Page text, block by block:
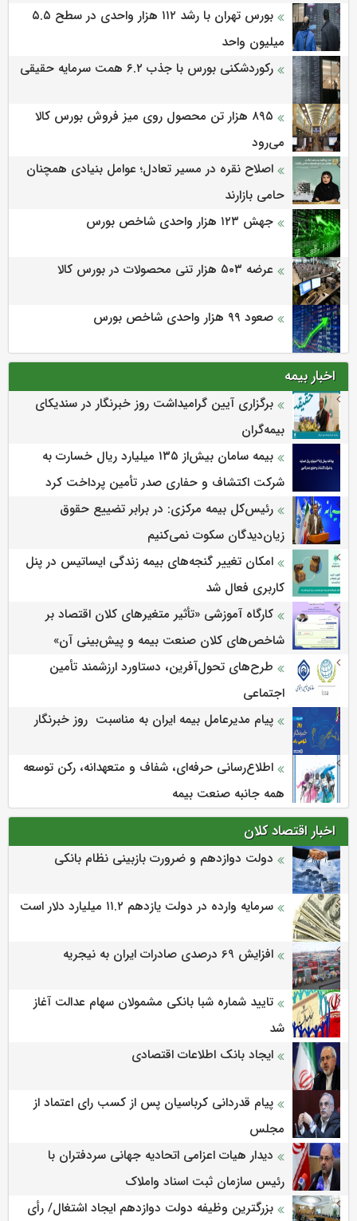
بورس تهران با رشد ۱۱۲ هزار واحدی در سطح ۵.۵
میلیون واحد
رکوردشکنی بورس با جذب ۶.۲ همت سرمایه حقیقی
۸۹۵ هزار تن محصول روی میز فروش بورس کالا
می‌‌رود
اصلاح نقره در مسیر تعادل؛ عوامل بنیادی همچنان
حامی بازارند
جهش ۱۲۳ هزار واحدی شاخص بورس
عرضه ۵۰۳ هزار تنی محصولات در بورس کالا
صعود ۹۹ هزار واحدی شاخص بورس
اخبار بیمه
برگزاری آیین گرامیداشت روز خبرنگار در سندیکای
بیمه‌گران
بیمه سامان بیش‌از ۱۳۵ میلیارد ریال خسارت به
شرکت اکتشاف و حفاری صدر تأمین پرداخت کرد
رئیس‌کل بیمه مرکزی: در برابر تضییع حقوق
زیان‌دیدگان سکوت نمی‌کنیم
امکان تغییر گنجه‌های بیمه زندگی ایساتیس در پنل
کاربری فعال شد
كارگاه آموزشی «تأثیر متغیرهای كلان اقتصاد بر
شاخص‌های كلان صنعت بیمه و پیش‌بینی آن»
طرح‌های تحول‌آفرین، دستاورد ارزشمند تأمین
اجتماعی
پیام مدیرعامل بیمه ایران به مناسبت روز خبرنگار
اطلاع‌رسانی حرفه‌ای، شفاف و متعهدانه، رکن توسعه
همه جانبه صنعت بیمه
اخبار اقتصاد کلان
دولت دوازدهم و ضرورت بازبینی نظام بانکی
سرمایه وارده در دولت یازدهم ۱۱.۲ میلیارد دلار است
افزایش 69 درصدی صادرات ایران به نیجریه
تایید شماره شبا بانکی مشمولان سهام عدالت آغاز
شد
ایجاد بانک اطلاعات اقتصادی
پیام قدردانی کرباسیان پس از کسب رای اعتماد از
مجلس
دیدار هیات اعزامی اتحادیه جهانی سردفتران با
رئیس سازمان ثبت اسناد واملاک
بزرگترین وظیفه دولت دوازدهم ایجاد اشتغال/ رأی